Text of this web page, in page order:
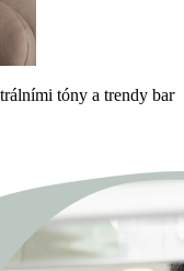
tóny a trendy